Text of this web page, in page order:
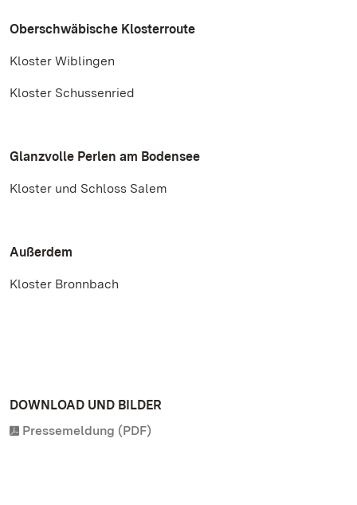
Oberschwäbische Klosterroute
Kloster Wiblingen
Kloster Schussenried
Glanzvolle Perlen am Bodensee
Kloster und Schloss Salem
Außerdem
Kloster Bronnbach
DOWNLOAD UND BILDER
Pressemeldung (PDF)